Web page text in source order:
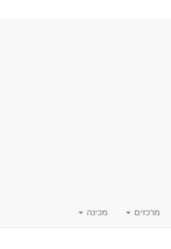
מרכזים מכינה